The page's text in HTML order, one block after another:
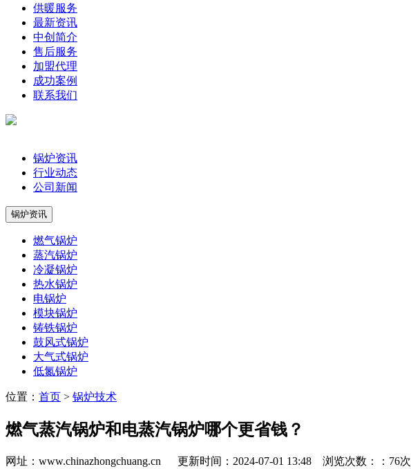
供暖服务
最新资讯
中创简介
售后服务
加盟代理
成功案例
联系我们
锅炉资讯
行业动态
公司新闻
锅炉资讯
燃气锅炉
蒸汽锅炉
冷凝锅炉
热水锅炉
电锅炉
模块锅炉
铸铁锅炉
鼓风式锅炉
大气式锅炉
低氮锅炉
位置： 首页 > 锅炉技术
燃气蒸汽锅炉和电蒸汽锅炉哪个更省钱？
网址：www.chinazhongchuang.cn 更新时间：2024-07-01 13:48 浏览次数：：76次